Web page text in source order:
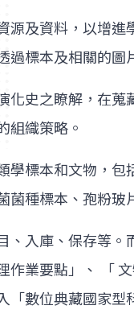
及資料，以增
標本及相關的
史之瞭解，在
組織策略。
標本和文物，
種標本、孢粉玻
入庫、保存等
作業要點」、 「
數位典藏國家